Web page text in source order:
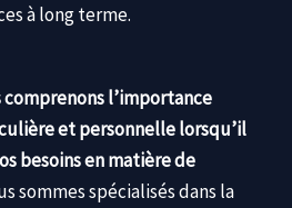
à long terme.
comprenons l’importance
et personnelle lorsqu’il
besoins en matière de
sommes spécialisés dans la